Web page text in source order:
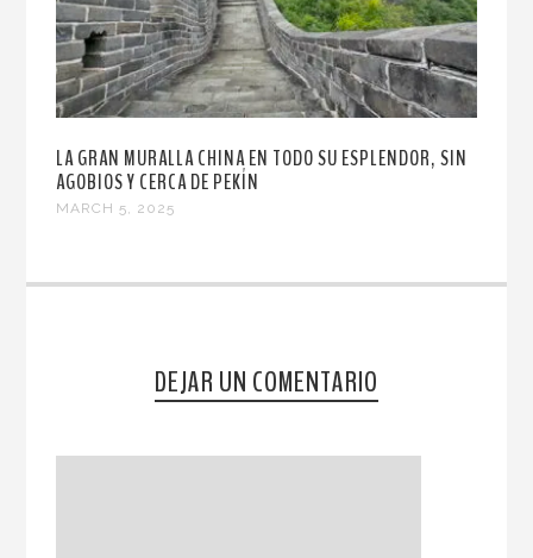
LA GRAN MURALLA CHINA EN TODO SU ESPLENDOR, SIN
AGOBIOS Y CERCA DE PEKÍN
MARCH 5, 2025
DEJAR UN COMENTARIO